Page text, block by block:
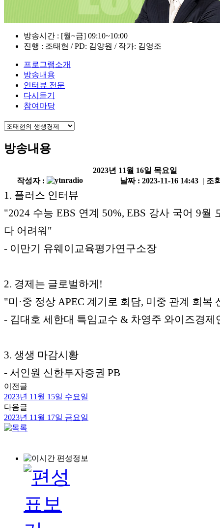
방송시간 : [월~금] 09:10~10:00
진행 : 조태현 / PD: 김양원 / 작가: 김영조
프로그램소개
방송내용
인터뷰 전문
다시듣기
참여마당
방송내용
2023년 11월 16일 목요일
작성자 :
날짜 : 2023-11-16 14:43 | 조
1. 플러스 인터뷰
"2024 수능 EBS 연계 50%, EBS 강사 국어 9월
다 어려워"
- 이만기 유웨이교육평가연구소장
2. 경제는 글로벌하게!
"미·중 정상 APEC 계기로 회담, 미중 관계 회복
- 김대호 세한대 특임교수 & 차영주 와이즈경
3. 생생 마감시황
- 서인원 신한투자증권 PB
이전글
2023년 11월 15일 수요일
다음글
2023년 11월 17일 금요일